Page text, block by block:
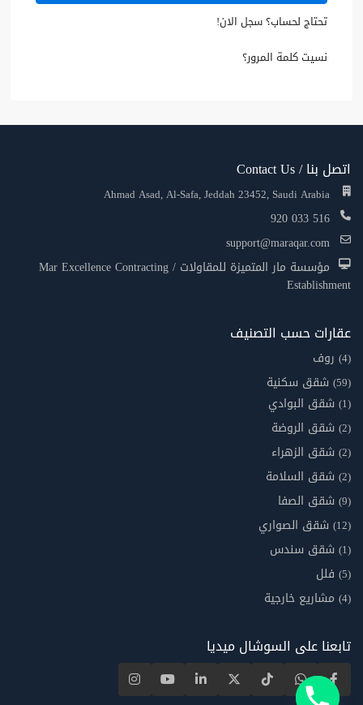
تحتاج لحساب؟ سجل الان!
نسيت كلمة المرور؟
اتصل بنا / Contact Us
Ahmad Asad, Al-Safa, Jeddah 23452, Saudi Arabia
920 033 516
support@maraqar.com
مؤسسة مار المتميزة للمقاولات / Mar Excellence Contracting
Establishment
عقارات حسب التصنيف
روف (4)
شقق سكنية (59)
شقق البوادي (1)
شقق الروضة (2)
شقق الزهراء (2)
شقق السلامة (2)
شقق الصفا (9)
شقق الصواري (12)
شقق سندس (1)
فلل (5)
مشاريع خارجية (4)
تابعنا على السوشال ميديا